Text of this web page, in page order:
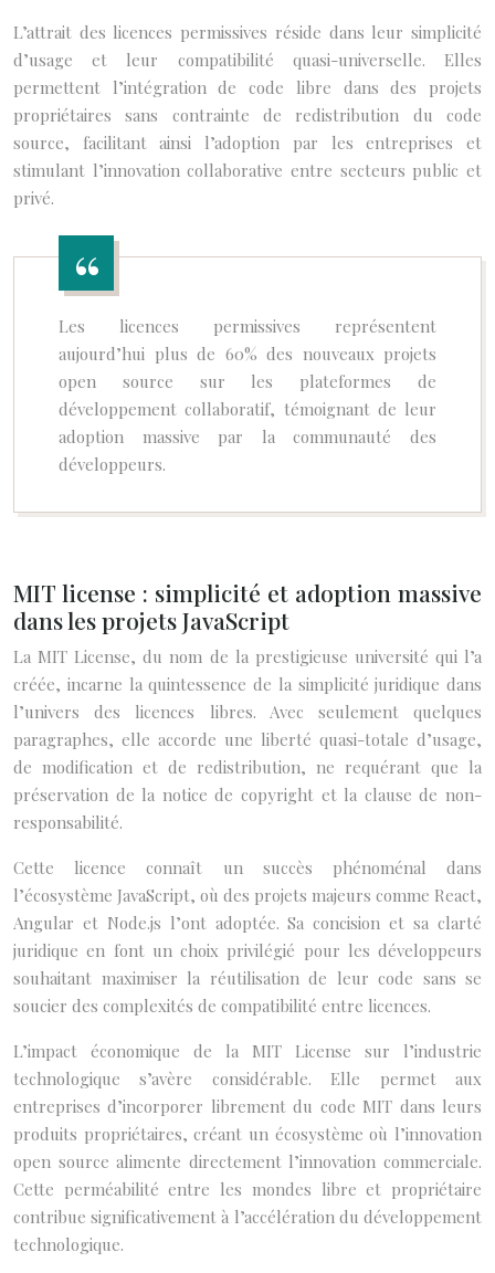
L’attrait des licences permissives réside dans leur simplicité
d’usage et leur compatibilité quasi-universelle. Elles
permettent l’intégration de code libre dans des projets
propriétaires sans contrainte de redistribution du code
source, facilitant ainsi l’adoption par les entreprises et
stimulant l’innovation collaborative entre secteurs public et
privé.
Les licences permissives représentent
aujourd’hui plus de 60% des nouveaux projets
open source sur les plateformes de
développement collaboratif, témoignant de leur
adoption massive par la communauté des
développeurs.
MIT license : simplicité et adoption massive
dans les projets JavaScript
La MIT License, du nom de la prestigieuse université qui l’a
créée, incarne la quintessence de la simplicité juridique dans
l’univers des licences libres. Avec seulement quelques
paragraphes, elle accorde une liberté quasi-totale d’usage,
de modification et de redistribution, ne requérant que la
préservation de la notice de copyright et la clause de non-
responsabilité.
Cette licence connaît un succès phénoménal dans
l’écosystème JavaScript, où des projets majeurs comme React,
Angular et Node.js l’ont adoptée. Sa concision et sa clarté
juridique en font un choix privilégié pour les développeurs
souhaitant maximiser la réutilisation de leur code sans se
soucier des complexités de compatibilité entre licences.
L’impact économique de la MIT License sur l’industrie
technologique s’avère considérable. Elle permet aux
entreprises d’incorporer librement du code MIT dans leurs
produits propriétaires, créant un écosystème où l’innovation
open source alimente directement l’innovation commerciale.
Cette perméabilité entre les mondes libre et propriétaire
contribue significativement à l’accélération du développement
technologique.